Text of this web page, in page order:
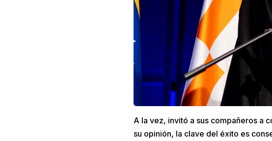
A la vez, invitó a sus compañeros a
su opinión, la clave del éxito es